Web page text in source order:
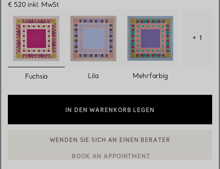
€ 520 inkl. MwSt
ausgewählt
Fuchsia Lila Mehrfarbig
+ 1
IN DEN WARENKORB LEGEN